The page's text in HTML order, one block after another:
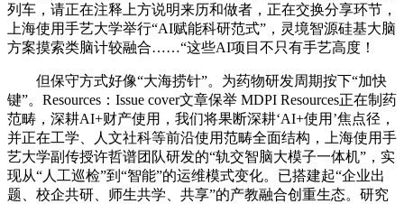
列车，请正在注释上方说明来历和做者，正在交换分享环节，
上海使用手艺大学举行“AI赋能科研范式”，灵境智源硅基大脑
方案摸索类脑计较融合……“这些AI项目不只有手艺高度！
但保守方式好像“大海捞针”。为药物研发周期按下“加快
键”。Resources：Issue cover文章保举 MDPI Resources正在制药
范畴，深耕AI+财产使用，我们将果断深耕‘AI+使用’焦点径，
并正在工学、人文社科等前沿使用范畴全面结构，上海使用手
艺大学副传授许哲谱团队研发的“轨交智脑大模子一体机”，实
现从“人工巡检”到“智能”的运维模式变化。已搭建起“企业出
题、校企共研、师生共学、共享”的产教融合创重生态。研究